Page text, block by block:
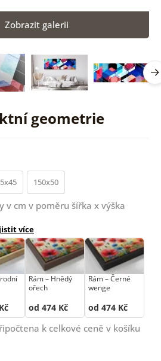
geometrie
Zobrazit galerii
150x50
v cm v poměru šířka x výška
více
Rám –⁠⁠⁠⁠⁠⁠ Hnědý
ořech
od 474 Kč
Rám –⁠⁠⁠⁠⁠⁠ Černé
wenge
od 474 Kč
k celkové ceně v košíku